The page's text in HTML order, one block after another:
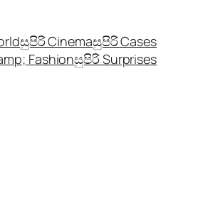
සුපිරි Cinemaසුපිරි Cases
Fashionසුපිරි Surprises